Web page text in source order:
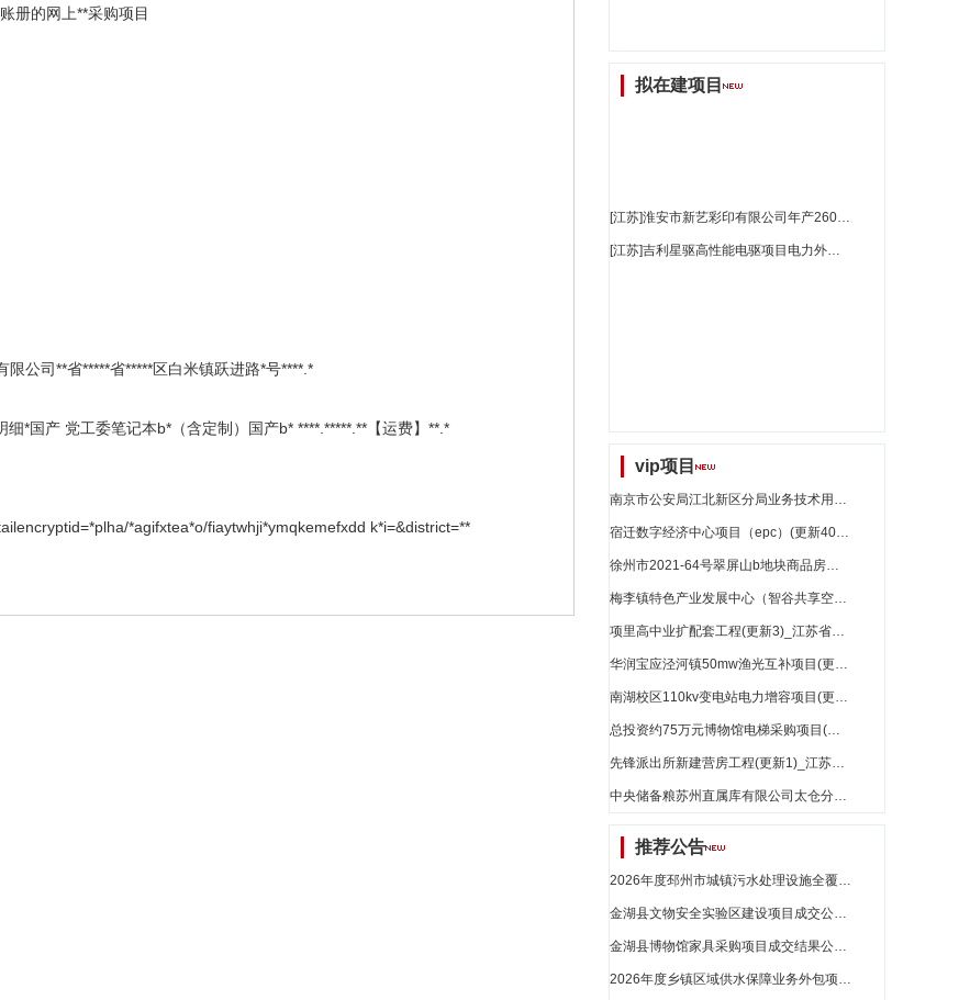
册的网上**采购项目
公司**省*****省*****区白米镇跃进路*号****.*
*国产 党工委笔记本b*（含定制）国产b* ****.*****.**【运费】**.*
*agifxtea*o/fiaytwhji*ymqkemefxdd k*i=&district=**
拟在建项目
[江苏]淮安市新艺彩印有限公司年产2600万只无纺布提袋项目环境影响评价报告表全本公示_江苏省招标
[江苏]吉利星驱高性能电驱项目电力外部工程环评公示_江苏省招标
vip项目
南京市公安局江北新区分局业务技术用房新建工程(更新1)_江苏省招标
宿迁数字经济中心项目（epc）(更新40)_江苏省招标
徐州市2021-64号翠屏山b地块商品房项目（epc）(更新15)_江苏省招标
梅李镇特色产业发展中心（智谷共享空间）工程(更新10)_江苏省招标
项里高中业扩配套工程(更新3)_江苏省招标
华润宝应泾河镇50mw渔光互补项目(更新6)_江苏省招标
南湖校区110kv变电站电力增容项目(更新1)_江苏省招标
总投资约75万元博物馆电梯采购项目(更新1)_江苏省招标
先锋派出所新建营房工程(更新1)_江苏省招标
中央储备粮苏州直属库有限公司太仓分公司粮食仓储项目(更新10)_江苏省招标
推荐公告
2026年度邳州市城镇污水处理设施全覆盖建设项目污水管网及泵站巡查、维保、清淤服务外包项目采购结果公示_江苏省招标
金湖县文物安全实验区建设项目成交公告_江苏省招标
金湖县博物馆家具采购项目成交结果公告_江苏省招标
2026年度乡镇区域供水保障业务外包项目 竞争性谈判公告_江苏省招标